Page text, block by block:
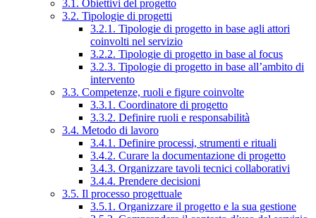
3.1. Obiettivi del progetto
3.2. Tipologie di progetti
3.2.1. Tipologie di progetto in base agli attori
coinvolti nel servizio
3.2.2. Tipologie di progetto in base al focus
3.2.3. Tipologie di progetto in base all’ambito di
intervento
3.3. Competenze, ruoli e figure coinvolte
3.3.1. Coordinatore di progetto
3.3.2. Definire ruoli e responsabilità
3.4. Metodo di lavoro
3.4.1. Definire processi, strumenti e rituali
3.4.2. Curare la documentazione di progetto
3.4.3. Organizzare tavoli tecnici collaborativi
3.4.4. Prendere decisioni
3.5. Il processo progettuale
3.5.1. Organizzare il progetto e la sua gestione